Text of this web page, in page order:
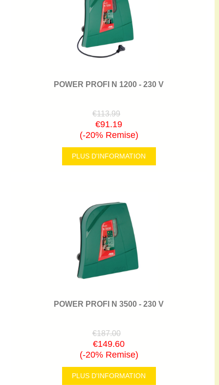
POWER PROFI N 1200 - 230 V
€113.99
€91.19
(-20% Remise)
PLUS D'INFORMATION
POWER PROFI N 3500 - 230 V
€187.00
€149.60
(-20% Remise)
PLUS D'INFORMATION